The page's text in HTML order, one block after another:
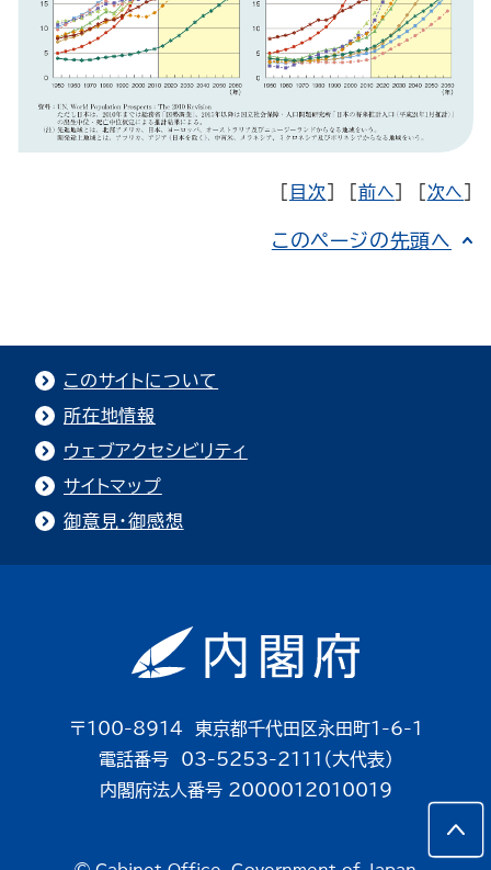
目次 前へ 次へ
このページの先頭へ
このサイトについて
所在地情報
ウェブアクセシビリティ
サイトマップ
御意見・御感想
〒100-8914 東京都千代田区永田町1-6-1
電話番号 03-5253-2111（大代表）
内閣府法人番号 2000012010019